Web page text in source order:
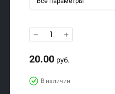
− +
20.00 руб.
В наличии